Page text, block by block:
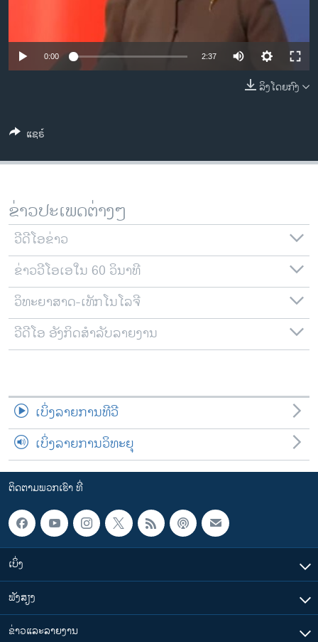
ທຸລະກິດ
ພາສາອັງກິດ
ຕິດຕາມພວກເຮົາ ທີ່
ພາສາຕ່າງໆ
0:00 2:37
ລິງໂດຍກົງ
ແຊຣ໌
ຂ່າວປະເພດຕ່າງໆ
ວີດີໂອຂ່າວ
ຂ່າວວີໂອເອໃນ 60 ວິນາທີ
ວິທະຍາສາດ-ເທັກໂນໂລຈີ
ວີດີໂອ ອັງກິດສຳລັບລາຍງານ
ເບິ່ງລາຍການທີວີ
ເບິ່ງລາຍການວິທະຍຸ
ຕິດຕາມພວກເຮົາ ທີ່
ເບິ່ງ
ຟັງສຽງ
ຂ່າວແລະລາຍງານ